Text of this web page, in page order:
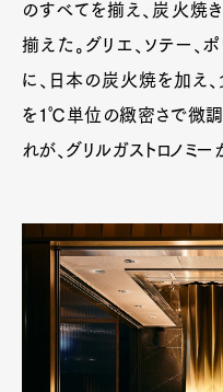
のすべてを揃え、炭火焼
揃えた。グリエ、ソテー、
に、日本の炭火焼を加え
を1℃単位の緻密さで微調
れが、グリルガストロノミ